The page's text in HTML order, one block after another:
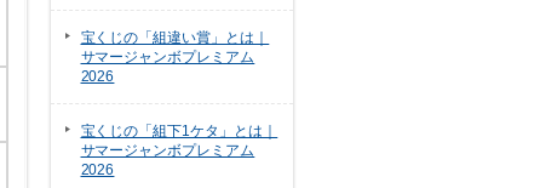
宝くじの「組違い賞」とは｜
サマージャンボプレミアム
2026
宝くじの「組下1ケタ」とは｜
サマージャンボプレミアム
2026